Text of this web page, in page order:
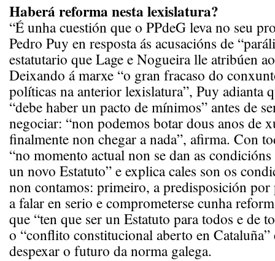
Haberá reforma nesta lexislatura?
“É unha cuestión que o PPdeG leva no seu
Pedro Puy en resposta ás acusacións de
estatutario que Lage e Nogueira lle atribúen
Deixando á marxe “o gran fracaso do
políticas na anterior lexislatura”, Puy adianta
“debe haber un pacto de mínimos” antes de
negociar: “non podemos botar dous anos de
finalmente non chegar a nada”, afirma. Con
“no momento actual non se dan as
un novo Estatuto” e explica cales son os
non contamos: primeiro, a predisposición
a falar en serio e comprometerse cunha
que “ten que ser un Estatuto para todos e de
o “conflito constitucional aberto en Cataluña”
despexar o futuro da norma galega.